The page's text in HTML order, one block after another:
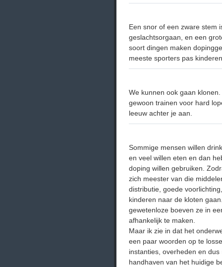
Een snor of een zware stem
geslachtsorgaan, en een
soort dingen maken
meeste sporters pas
We kunnen ook gaan
gewoon trainen voor hard
leeuw achter je aan.
Sommige mensen willen
en veel willen eten en dan
doping willen gebruiken.
zich meester van die
distributie, goede
kinderen naar de kloten
gewetenloze boeven ze in
afhankelijk te maken.
Maar ik zie in dat het
een paar woorden op te
instanties, overheden en
handhaven van het huidige